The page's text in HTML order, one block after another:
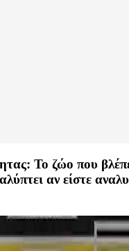
Το ζώο που
αν είστε